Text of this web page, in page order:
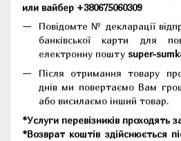
или вайбер +380675060309
Повідомте № декларації
банківської карти для
електронну пошту super-
Після отримання товару
днів ми повертаємо Вам
або висилаємо інший товар.
*Услуги перевізників проходять
*Возврат коштів здійснюється